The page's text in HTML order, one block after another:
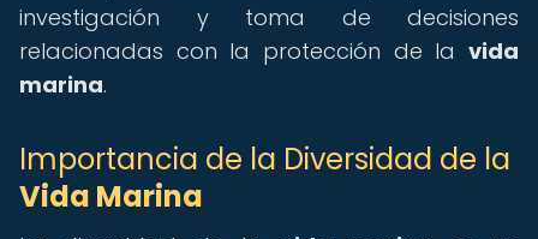
investigación y toma de decisiones
relacionadas con la protección de la vida
marina.
Importancia de la Diversidad de la
Vida Marina